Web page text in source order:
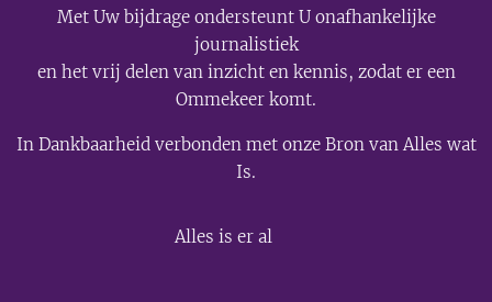
Met Uw bijdrage ondersteunt U onafhankelijke
journalistiek
en het vrij delen van inzicht en kennis, zodat er een
Ommekeer komt.
In Dankbaarheid verbonden met onze Bron van Alles wat
Is.
Alles is er al